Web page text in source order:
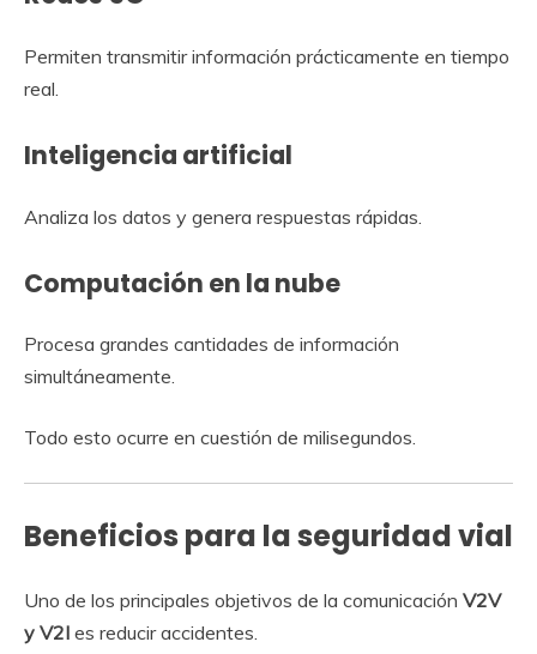
Permiten transmitir información prácticamente en tiempo
real.
Inteligencia artificial
Analiza los datos y genera respuestas rápidas.
Computación en la nube
Procesa grandes cantidades de información
simultáneamente.
Todo esto ocurre en cuestión de milisegundos.
Beneficios para la seguridad vial
Uno de los principales objetivos de la comunicación V2V
y V2I es reducir accidentes.